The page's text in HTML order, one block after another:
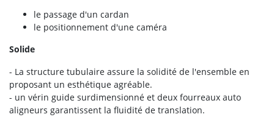
le passage d'un cardan
le positionnement d'une caméra
Solide
- La structure tubulaire assure la solidité de l'ensemble en
proposant un esthétique agréable.
- un vérin guide surdimensionné et deux fourreaux auto
aligneurs garantissent la fluidité de translation.